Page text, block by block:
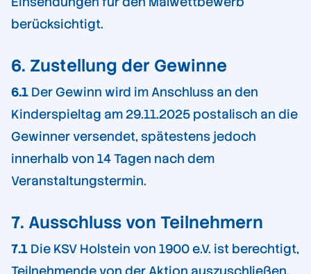
berücksichtigt.
6. Zustellung der Gewinne
6.1 Der Gewinn wird im Anschluss an den
Kinderspieltag am 29.11.2025 postalisch an die
Gewinner versendet, spätestens jedoch
innerhalb von 14 Tagen nach dem
Veranstaltungstermin.
7. Ausschluss von Teilnehmern
7.1 Die KSV Holstein von 1900 e.V. ist berechtigt,